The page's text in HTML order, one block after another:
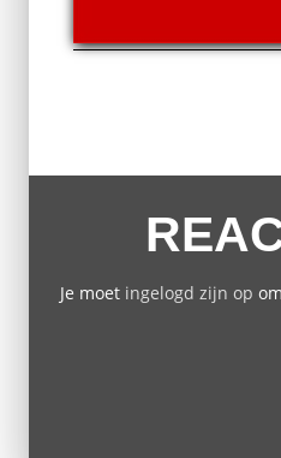
Je moet ingelogd zijn op